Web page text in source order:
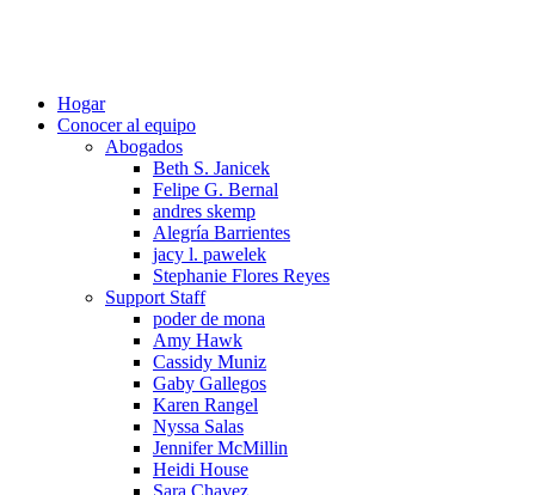
Hogar
Conocer al equipo
Abogados
Beth S. Janicek
Felipe G. Bernal
andres skemp
Alegría Barrientes
jacy l. pawelek
Stephanie Flores Reyes
Support Staff
poder de mona
Amy Hawk
Cassidy Muniz
Gaby Gallegos
Karen Rangel
Nyssa Salas
Jennifer McMillin
Heidi House
Sara Chavez